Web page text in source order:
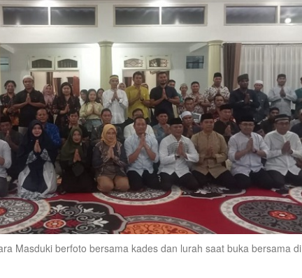
Masduki berfoto bersama kades dan lurah saat buka bersama di